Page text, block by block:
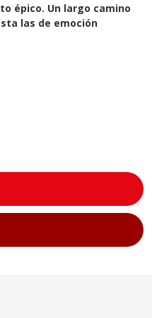
épico. Un largo camino
las de emoción